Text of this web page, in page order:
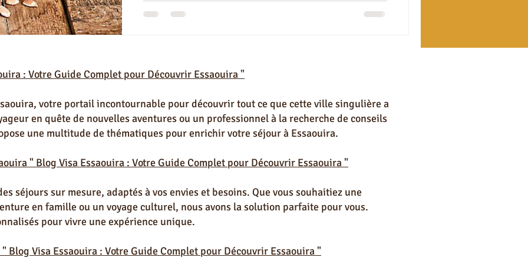
vie à Essaouira Partenaires Visa Essaouira
Terrain à Essaouira Restaurant Marocain à Essaouira Excursions à Essaouira
& Conseils Essaouira
: Votre Guide Complet pour Découvrir Essaouira "
votre portail incontournable pour découvrir tout ce que cette ville singulière a
en quête de nouvelles aventures ou un professionnel à la recherche de conseils
une multitude de thématiques pour enrichir votre séjour à Essaouira.
" Blog Visa Essaouira : Votre Guide Complet pour Découvrir Essaouira "
séjours sur mesure, adaptés à vos envies et besoins. Que vous souhaitiez une
en famille ou un voyage culturel, nous avons la solution parfaite pour vous.
pour vivre une expérience unique.
Blog Visa Essaouira : Votre Guide Complet pour Découvrir Essaouira "